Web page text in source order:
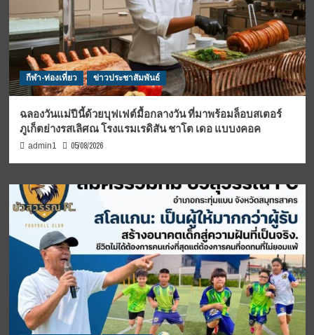
กีฬา-ท่องเที่ยว ข่าวประชาสัมพันธ์
ฉลองวันแม่ปีนี้ด้วยบุฟเฟต์มื้อกลางวัน ที่มาพร้อมล็อบสเตอร์
ภูเก็ตย่างรสเลิศณ โรงแรมเรดิสัน ชาโต เดอ แบบงคอค
admin1 05/08/2026